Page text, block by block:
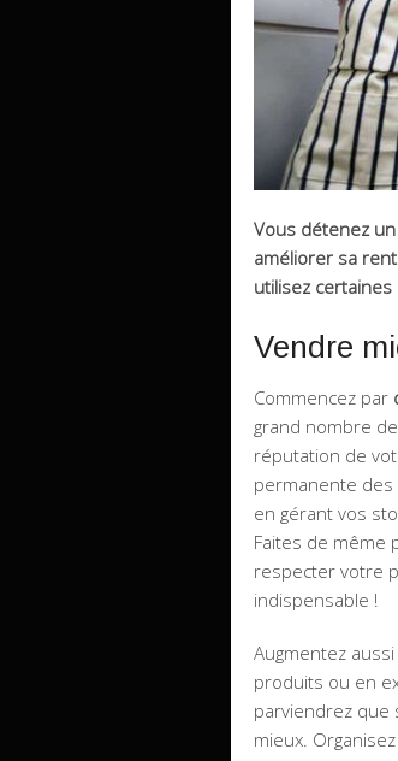
Vous détenez
améliorer sa
utilisez
Vendre
Commencez par
grand nombre
réputation de
permanente
en gérant vos
Faites de même
respecter votre
indispensable !
Augmentez
produits ou en
parviendrez que
mieux.